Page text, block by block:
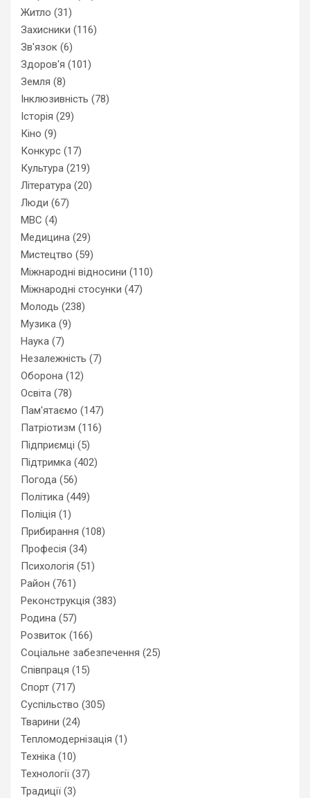
Житло (31)
Захисники (116)
Зв'язок (6)
Здоров'я (101)
Земля (8)
Інклюзивність (78)
Історія (29)
Кіно (9)
Конкурс (17)
Культура (219)
Література (20)
Люди (67)
МВС (4)
Медицина (29)
Мистецтво (59)
Міжнародні відносини (110)
Міжнародні стосунки (47)
Молодь (238)
Музика (9)
Наука (7)
Незалежність (7)
Оборона (12)
Освіта (78)
Пам'ятаємо (147)
Патріотизм (116)
Підприємці (5)
Підтримка (402)
Погода (56)
Політика (449)
Поліція (1)
Прибирання (108)
Професія (34)
Психологія (51)
Район (761)
Реконструкція (383)
Родина (57)
Розвиток (166)
Соціальне забезпечення (25)
Співпраця (15)
Спорт (717)
Суспільство (305)
Тварини (24)
Тепломодернізація (1)
Техніка (10)
Технології (37)
Традиції (3)